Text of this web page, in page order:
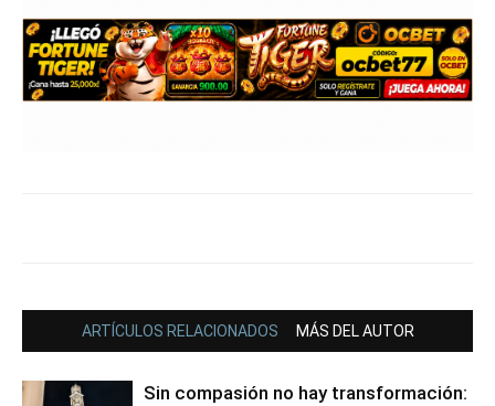
ARTÍCULOS RELACIONADOS MÁS DEL AUTOR
Sin compasión no hay transformación: